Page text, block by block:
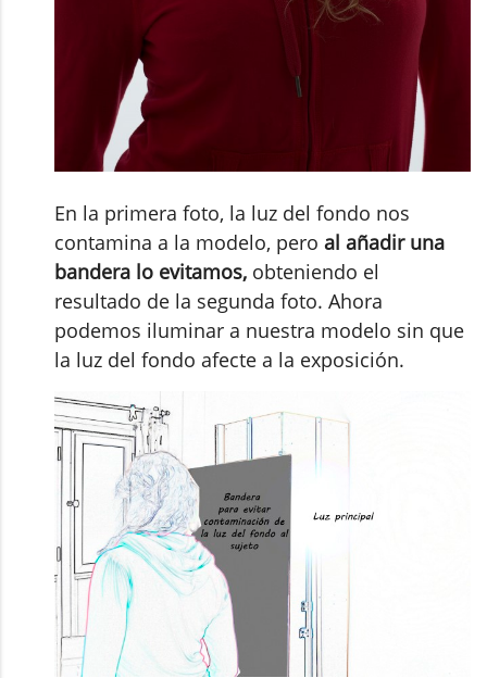
En la primera foto, la luz del fondo nos
contamina a la modelo, pero al añadir una
bandera lo evitamos, obteniendo el
resultado de la segunda foto. Ahora
podemos iluminar a nuestra modelo sin que
la luz del fondo afecte a la exposición.